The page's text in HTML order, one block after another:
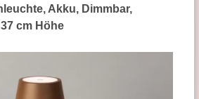
Akku, Dimmbar,
cm Höhe